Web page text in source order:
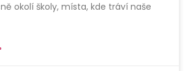
okolí školy, místa, kde tráví naše